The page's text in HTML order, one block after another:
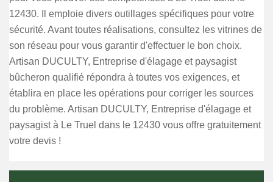
12430. Il emploie divers outillages spécifiques pour votre
sécurité. Avant toutes réalisations, consultez les vitrines de
son réseau pour vous garantir d'effectuer le bon choix.
Artisan DUCULTY, Entreprise d'élagage et paysagist
bûcheron qualifié répondra à toutes vos exigences, et
établira en place les opérations pour corriger les sources
du problème. Artisan DUCULTY, Entreprise d'élagage et
paysagist à Le Truel dans le 12430 vous offre gratuitement
votre devis !